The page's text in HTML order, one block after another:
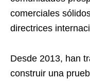
comerciales
directrices
Desde 2013, han
construir una